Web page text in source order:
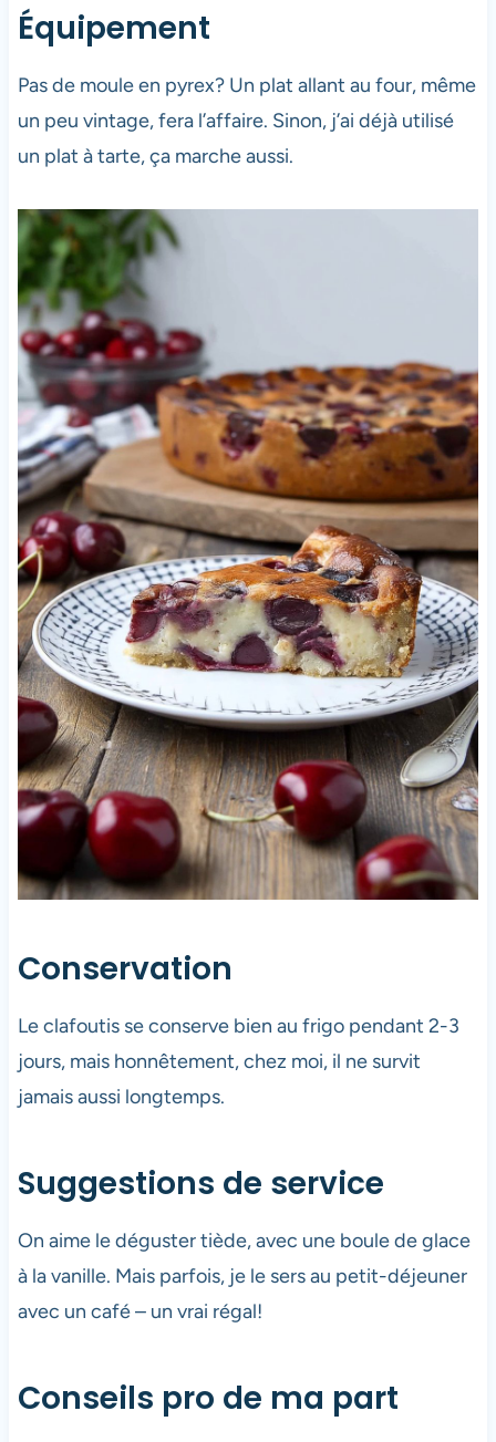
Équipement
Pas de moule en pyrex? Un plat allant au four, même
un peu vintage, fera l’affaire. Sinon, j’ai déjà utilisé
un plat à tarte, ça marche aussi.
Conservation
Le clafoutis se conserve bien au frigo pendant 2-3
jours, mais honnêtement, chez moi, il ne survit
jamais aussi longtemps.
Suggestions de service
On aime le déguster tiède, avec une boule de glace
à la vanille. Mais parfois, je le sers au petit-déjeuner
avec un café – un vrai régal!
Conseils pro de ma part